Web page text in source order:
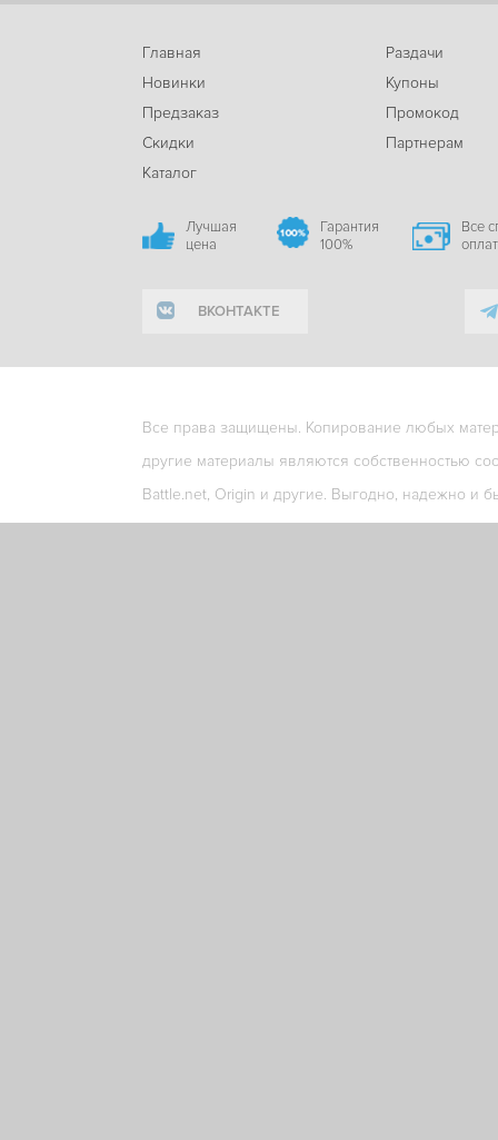
Главная
Новинки
Предзаказ
Скидки
Каталог
Раздачи
Купоны
Промокод
Партнерам
Лучшая
цена
Гарантия
100%
Все
ВКОНТАКТЕ
Все права защищены. Копирование любых
другие материалы являются собственностью
Battle.net, Origin и другие. Выгодно, надежно и